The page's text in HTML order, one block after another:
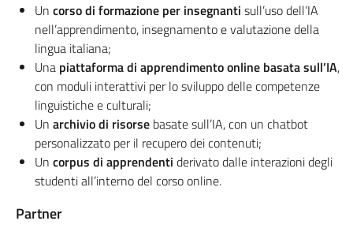
Un corso di formazione per insegnanti sull’uso dell’IA
nell’apprendimento, insegnamento e valutazione della
lingua italiana;
Una piattaforma di apprendimento online basata sull’IA,
con moduli interattivi per lo sviluppo delle competenze
linguistiche e culturali;
Un archivio di risorse basate sull’IA, con un chatbot
personalizzato per il recupero dei contenuti;
Un corpus di apprendenti derivato dalle interazioni degli
studenti all’interno del corso online.
Partner